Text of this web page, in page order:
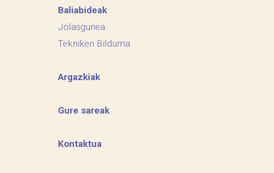
Baliabideak
Jolasgunea
Tekniken Bilduma
Argazkiak
Gure sareak
Kontaktua